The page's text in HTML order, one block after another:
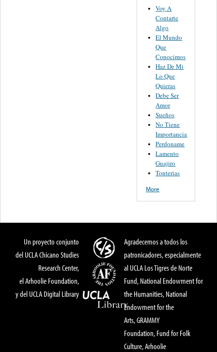
Voy A
Contarte
Algo
El Mundo
Que
Conocimos
Haz De Mi
Lo Que
Quieras
Debe Ser
Amor
Sueños
No Tiene
Importancia
Perdoname
Lamento
Guajiro
Tonterias
More
Un proyecto conjunto
del UCLA Chicano Studies
Research Center,
el Arhoolie Foundation,
y del UCLA Digital Library
Agradecemos a todos los
patronicadores, especialmente
al UCLA Los Tigres de Norte
Fund, National Endowment for
the Humanities, National
Endowment for the
Arts, GRAMMY
Foundation, Fund for Folk
Culture, Arhoolie